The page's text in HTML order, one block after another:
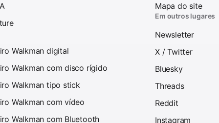
Walkman digital
Walkman com disco rígido
Walkman tipo stick
Walkman com vídeo
Walkman com Bluetooth
Mapa do site
Em outros lugares
Newsletter
X / Twitter
Bluesky
Threads
Reddit
Instagram